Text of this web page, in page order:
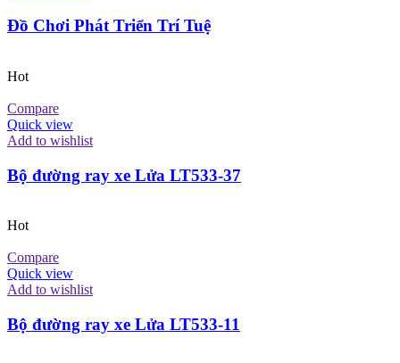
Đồ Chơi Phát Triển Trí Tuệ
Hot
Compare
Quick view
Add to wishlist
Bộ đường ray xe Lửa LT533-37
Hot
Compare
Quick view
Add to wishlist
Bộ đường ray xe Lửa LT533-11